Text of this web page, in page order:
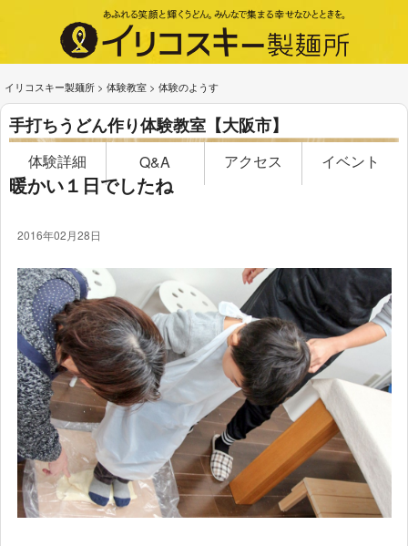
イリコスキー製麺所 > 体験教室 > 体験のようす
手打ちうどん作り体験教室【大阪市】
体験詳細 Q&A アクセス イベント
暖かい１日でしたね
2016年02月28日